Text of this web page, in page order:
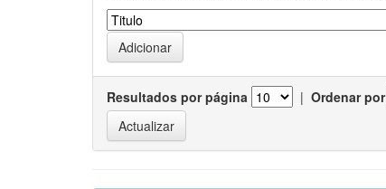
Resultados por página | Ordenar por